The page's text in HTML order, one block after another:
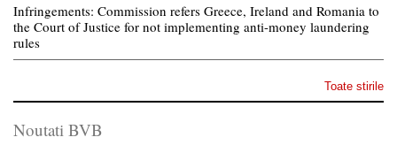
Infringements: Commission refers Greece, Ireland and Romania to
the Court of Justice for not implementing anti-money laundering
rules
Toate stirile
Noutati BVB